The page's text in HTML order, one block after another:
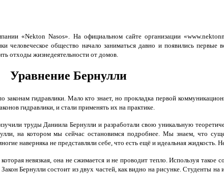
«Nekton Nasos». На официальном сайте организации
человеческое общество начало заниматься давно и появились
отходы жизнедеятельности от домов.
Уравнение Бернулли
гидравлики. Мало кто знает, но прокладка первой
гидравлики, и стали применять их на практике.
труды Даниила Бернулли и разработали свою уникальную
на котором мы сейчас остановимся подробнее. Мы знаем, что
наверняка не представляли себе, что есть ещё и идеальная
невязкая, она не сжимается и не проводит тепло. Используя такое
Бернулли состоит из двух частей, как видно на рисунке. Студенты